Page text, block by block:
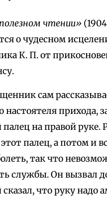
чтении»
о чудесном
К. П. от
сам
настоятеля прихода,
на правой руке.
палец, а потом и
так что
службы. Он вызвал
что руку надо